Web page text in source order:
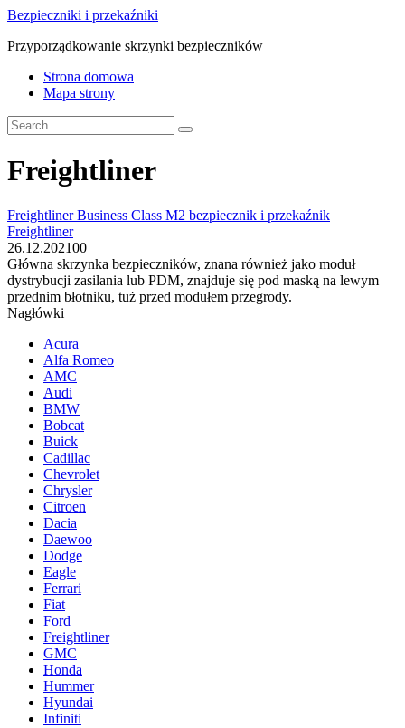
Skip
content
Bezpieczniki i przekaźniki
Przyporządkowanie skrzynki bezpieczników
Strona domowa
Mapa strony
Search
for:
Freightliner
Freightliner Business Class M2 bezpiecznik i przekaźnik
Freightliner
26.12.202100
Główna skrzynka bezpieczników, znana również jako moduł
dystrybucji zasilania lub PDM, znajduje się pod maską na lewym
przednim błotniku, tuż przed modułem przegrody.
Nagłówki
Acura
Alfa Romeo
AMC
Audi
BMW
Bobcat
Buick
Cadillac
Chevrolet
Chrysler
Citroen
Dacia
Daewoo
Dodge
Eagle
Ferrari
Fiat
Ford
Freightliner
GMC
Honda
Hummer
Hyundai
Infiniti